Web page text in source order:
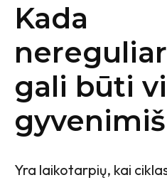
Kada
gali būti
Yra laikotarpių, kai